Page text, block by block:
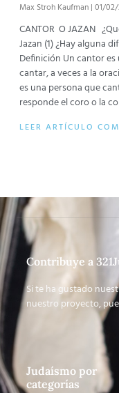
Max Stroh Kaufman 01/
CANTOR O JAZAN
Jazan (1) ¿Hay alguna
Definición Un cantor
cantar, a veces a la
es una persona que
responde el coro o la
LEER ARTÍCULO
Contribuye a
Si te ha gustado
nuestro proyecto,
Judaísmo por
categorías